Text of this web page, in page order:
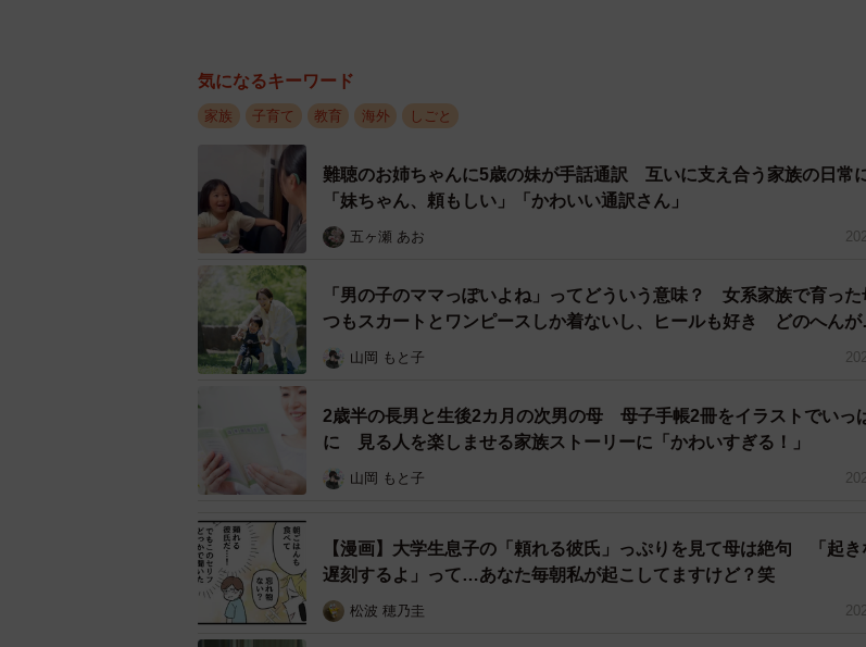
こんなはずじゃなかった…
思いがけない出費と生活の不便さ、そしてコロナの不安にY子さんは押しつぶされそ
持ちになりました。Y子さんも娘たちも中国語はほとんど話せないため、外部とコミュ
ーションをとることも一苦労です。困ったときに頼れる知人もおらず、巣篭もり生活
それでも中国生活を2年間続け、娘たちは帰国子女枠で受験し無事合格。目的は果たし
たが、中国生活にかかったお金と苦労を考えると「こんなことなら日本に残っていれ
った…」と後悔せずにはおれなかったそうです。
パンデミックを予測するのは不可能でしょう。それでもY子さんは当時のことを振り返
「海外生活にはどんなイレギュラーが起こるかわからないリスクを念頭に入れて決め
だと痛感した」と話しています。
気になるキーワード
家族 子育て 教育 海外 しごと
難聴のお姉ちゃんに5歳の妹が手話通訳 互いに支え合う家族の日常
「妹ちゃん、頼もしい」「かわいい通訳さん」
五ヶ瀬 あお
「男の子のママっぽいよね」ってどういう意味？ 女系家族で育っ
つもスカートとワンピースしか着ないし、ヒールも好き どのへん
山岡 もと子
2歳半の長男と生後2カ月の次男の母 母子手帳2冊をイラストでいっ
に 見る人を楽しませる家族ストーリーに「かわいすぎる！」
山岡 もと子
【漫画】大学生息子の「頼れる彼氏」っぷりを見て母は絶句 「起き
遅刻するよ」って…あなた毎朝私が起こしてますけど？笑
松波 穂乃圭